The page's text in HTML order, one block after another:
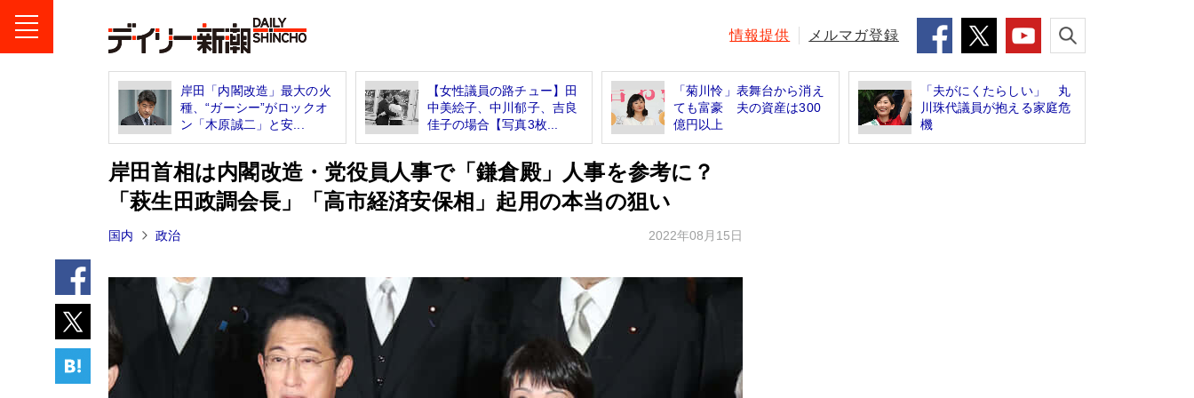
情報提供 メルマガ登録
岸田「内閣改造」最大の火
種、“ガーシー”がロックオ
ン「木原誠二」と安...
【女性議員の路チュー】田
中美絵子、中川郁子、吉良
佳子の場合【写真3枚...
「菊川怜」表舞台から消え
ても富豪 夫の資産は300
億円以上
「夫がにくたらしい」 丸
川珠代議員が抱える家庭危
機
岸田首相は内閣改造・党役員人事で「鎌倉殿」人事を参考に？
「萩生田政調会長」「高市経済安保相」起用の本当の狙い
国内 政治 2022年08月15日